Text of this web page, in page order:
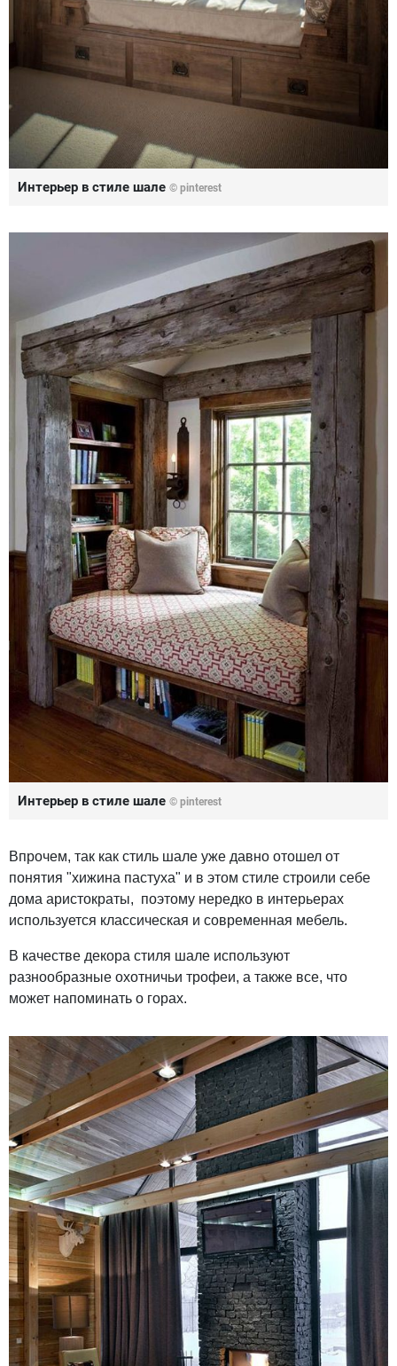
Интерьер в стиле шале © pinterest
Интерьер в стиле шале © pinterest
Впрочем, так как стиль шале уже давно отошел от
понятия "хижина пастуха" и в этом стиле строили себе
дома аристократы, поэтому нередко в интерьерах
используется классическая и современная мебель.
В качестве декора стиля шале используют
разнообразные охотничьи трофеи, а также все, что
может напоминать о горах.